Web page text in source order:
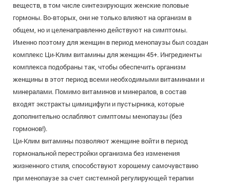
веществ, в том числе синтезирующих женские половые
гормоны. Во-вторых, они не только влияют на организм в
общем, но и целенаправленно действуют на симптомы.
Именно поэтому для женщин в период менопаузы был создан
комплекс Ци-Клим витамины для женщин 45+. Ингредиенты
комплекса подобраны так, чтобы обеспечить организм
женщины в этот период всеми необходимыми витаминами и
минералами. Помимо витаминов и минералов, в состав
входят экстракты цимицифуги и пустырника, которые
дополнительно ослабляют симптомы менопаузы (без
гормонов!).
Ци-Клим витамины позволяют женщине войти в период
гормональной перестройки организма без изменения
жизненного стиля, способствуют хорошему самочувствию
при менопаузе за счет системной регулирующей терапии